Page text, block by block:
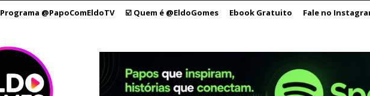
Programa @PapoComEldoTV ☑️ Quem é @EldoGomes Ebook Gratuito Fale no